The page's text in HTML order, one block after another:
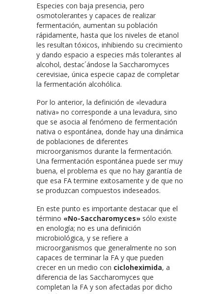
Especies con baja presencia, pero
osmotolerantes y capaces de realizar
fermentación, aumentan su población
rápidamente, hasta que los niveles de etanol
les resultan tóxicos, inhibiendo su crecimiento
y dando espacio a especies más tolerantes al
alcohol, destac´ándose la Saccharomyces
cerevisiae, única especie capaz de completar
la fermentación alcohólica.
Por lo anterior, la definición de «levadura
nativa» no corresponde a una levadura, sino
que se asocia al fenómeno de fermentación
nativa o espontánea, donde hay una dinámica
de poblaciones de diferentes
microorganismos durante la fermentación.
Una fermentación espontánea puede ser muy
buena, el problema es que no hay garantía de
que esa FA termine exitosamente y de que no
se produzcan compuestos indeseados.
En este punto es importante destacar que el
término «No-Saccharomyces» sólo existe
en enología; no es una definición
microbiológica, y se refiere a
microorganismos que generalmente no son
capaces de terminar la FA y que pueden
crecer en un medio con cicloheximida, a
diferencia de las Saccharomyces que
completan la FA y son afectadas por dicho